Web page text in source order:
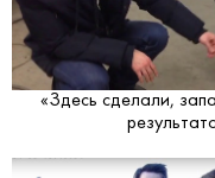
«Здесь сделали,